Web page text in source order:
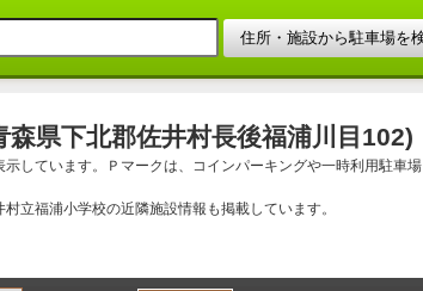
県下北郡佐井村長後福浦川目102)
しています。Ｐマークは、コインパーキングや一時利用駐車場
立福浦小学校の近隣施設情報も掲載しています。